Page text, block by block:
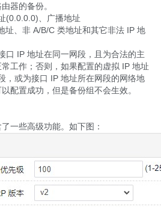
器的备份。
(0.0.0.0)、广播地址
址、非 A/B/C 类地址和其它非法 IP 地
口 IP 地址在同一网段，且为合法的主
工作；否则，如果配置的虚拟 IP 地址
，或为接口 IP 地址所在网段的网络地
配置成功，但是备份组不会生效。
一些高级功能。如下图：